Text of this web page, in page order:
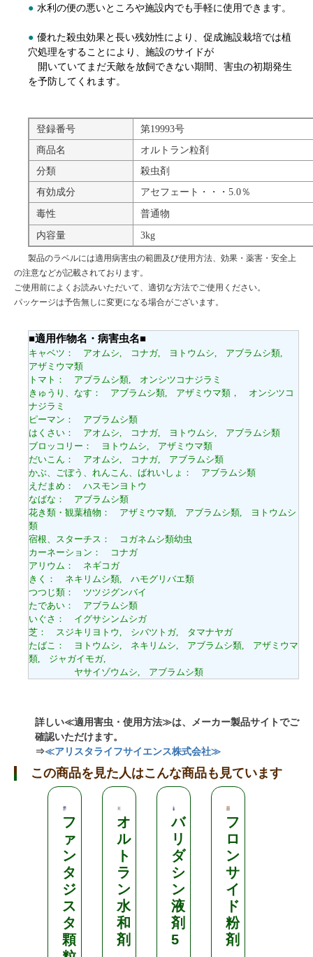
● 水利の便の悪いところや施設内でも手軽に使用できます。
● 優れた殺虫効果と長い残効性により、促成施設栽培では植
穴処理をすることにより、施設のサイドが
開いていてまだ天敵を放飼できない期間、害虫の初期発生
を予防してくれます。
登録番号
第19993号
商品名
オルトラン粒剤
分類
殺虫剤
有効成分
アセフェート・・・5.0％
毒性 普通物
内容量 3kg
製品のラベルには適用病害虫の範囲及び使用方法、効果・薬害・安全上
の注意などが記載されております。
ご使用前によくお読みいただいて、適切な方法でご使用ください。
パッケージは予告無しに変更になる場合がございます。
■適用作物名・病害虫名■
キャベツ： アオムシ, コナガ, ヨトウムシ, アブラムシ類,
アザミウマ類
トマト： アブラムシ類, オンシツコナジラミ
きゅうり、なす： アブラムシ類, アザミウマ類， オンシツコ
ナジラミ
ピーマン： アブラムシ類
はくさい： アオムシ, コナガ, ヨトウムシ, アブラムシ類
ブロッコリー： ヨトウムシ, アザミウマ類
だいこん： アオムシ, コナガ, アブラムシ類
かぶ、ごぼう、れんこん、ばれいしょ： アブラムシ類
えだまめ： ハスモンヨトウ
なばな： アブラムシ類
花き類・観葉植物： アザミウマ類, アブラムシ類, ヨトウムシ
類
宿根、スターチス： コガネムシ類幼虫
カーネーション： コナガ
アリウム： ネギコガ
きく： ネキリムシ類, ハモグリバエ類
つつじ類： ツツジグンバイ
たであい： アブラムシ類
いぐさ： イグサシンムシガ
芝： スジキリヨトウ, シバツトガ, タマナヤガ
たばこ： ヨトウムシ, ネキリムシ, アブラムシ類, アザミウマ
類, ジャガイモガ,
ヤサイゾウムシ, アブラムシ類
詳しい≪適用害虫・使用方法≫は、メーカー製品サイトでご
確認いただけます。
⇒≪アリスタライフサイエンス株式会社≫
この商品を見た人はこんな商品も見ています
フ
ァ
ン
タ
ジ
ス
タ
顆
オ
ル
ト
ラ
ン
水
和
剤
バ
リ
ダ
シ
ン
液
剤
5
フ
ロ
ン
サ
イ
ド
粉
剤